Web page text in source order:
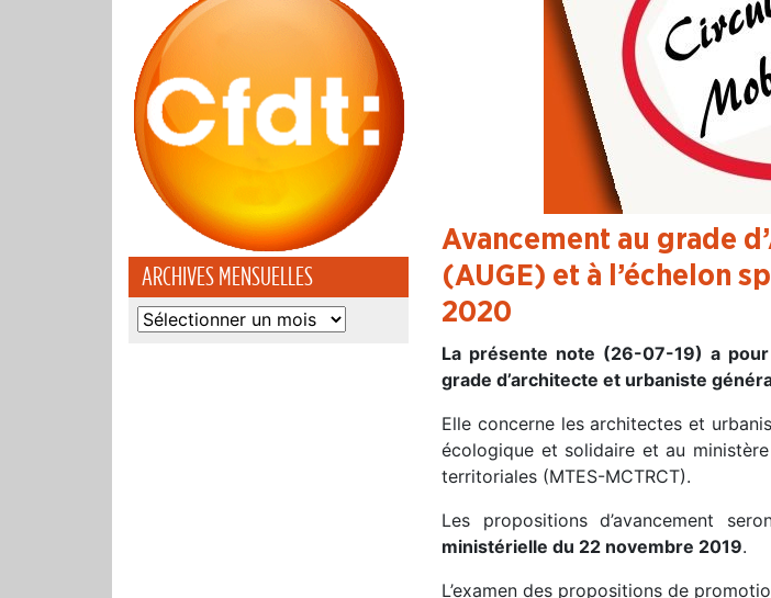
ARCHIVES MENSUELLES
Archives
Avancement au grade
(AUGE) et à l’échelon
2020
La présente note (26-07-19) a
grade d’architecte et urbaniste
Elle concerne les architectes et
écologique et solidaire et au
territoriales (MTES-MCTRCT).
Les propositions d’avancement
ministérielle du 22 novembre 2019.
L’examen des propositions de